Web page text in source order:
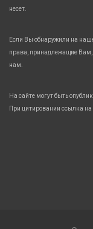
несет.
Если Вы обнаружили на
права, принадлежащие Вам,
нам.
На сайте могут быть
При цитировании ссылка на